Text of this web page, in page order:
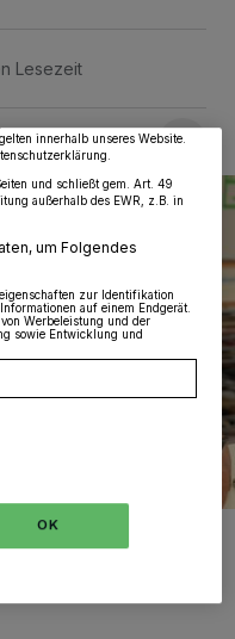
Lesezeit
Team der Digital-Begleiter.
Inhalte und Anzeigen
innerhalb unseres Website.
und schließt gem. Art. 49
außerhalb des EWR, z.B. in
um Folgendes
zur Identifikation
auf einem Endgerät.
Werbeleistung und der
sowie Entwicklung und
OK